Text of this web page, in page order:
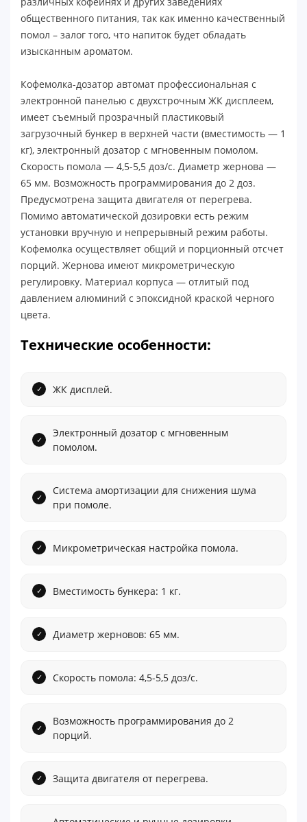
общественного питания, так как именно качественный
помол – залог того, что напиток будет обладать
изысканным ароматом.
Кофемолка-дозатор автомат профессиональная с
электронной панелью c двухстрочным ЖК дисплеем,
имеет съемный прозрачный пластиковый
загрузочный бункер в верхней части (вместимость ― 1
кг), электронный дозатор с мгновенным помолом.
Скорость помола ― 4,5-5,5 доз/с. Диаметр жернова ―
65 мм. Возможность программирования до 2 доз.
Предусмотрена защита двигателя от перегрева.
Помимо автоматической дозировки есть режим
установки вручную и непрерывный режим работы.
Кофемолка осуществляет общий и порционный отсчет
порций. Жернова имеют микрометрическую
регулировку. Материал корпуса ― отлитый под
давлением алюминий с эпоксидной краской черного
цвета.
Технические особенности:
ЖК дисплей.
Электронный дозатор с мгновенным
помолом.
Система амортизации для снижения шума
при помоле.
Микрометрическая настройка помола.
Вместимость бункера: 1 кг.
Диаметр жерновов: 65 мм.
Скорость помола: 4,5-5,5 доз/с.
Возможность программирования до 2
порций.
Защита двигателя от перегрева.